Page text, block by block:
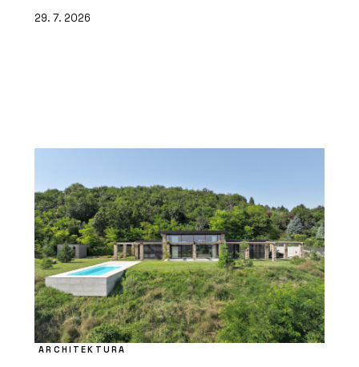
29. 7. 2026
ARCHITEKTURA